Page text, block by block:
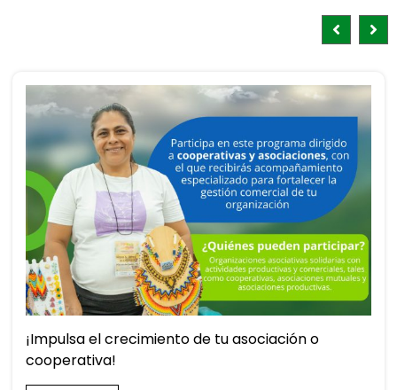
¡Impulsa el crecimiento de tu asociación o
cooperativa!